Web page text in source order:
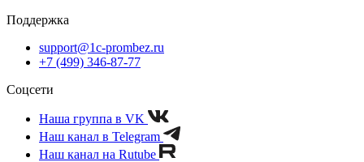
Поддержка
support@1c-prombez.ru
+7 (499) 346-87-77
Соцсети
Наша группа в VK
Наш канал в Telegram
Наш канал на Rutube